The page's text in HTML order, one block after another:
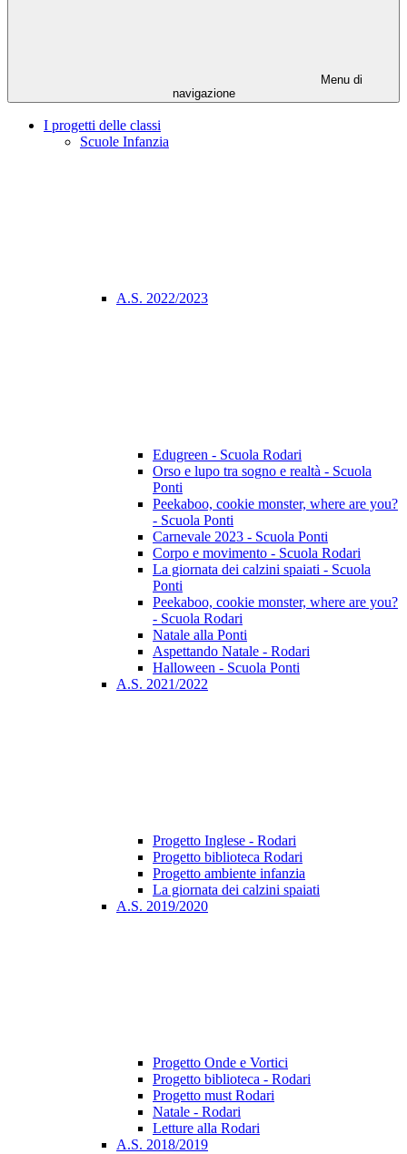
Menu di
navigazione
I progetti delle classi
Scuole Infanzia
A.S. 2022/2023
Edugreen - Scuola Rodari
Orso e lupo tra sogno e realtà - Scuola
Ponti
Peekaboo, cookie monster, where are you?
- Scuola Ponti
Carnevale 2023 - Scuola Ponti
Corpo e movimento - Scuola Rodari
La giornata dei calzini spaiati - Scuola
Ponti
Peekaboo, cookie monster, where are you?
- Scuola Rodari
Natale alla Ponti
Aspettando Natale - Rodari
Halloween - Scuola Ponti
A.S. 2021/2022
Progetto Inglese - Rodari
Progetto biblioteca Rodari
Progetto ambiente infanzia
La giornata dei calzini spaiati
A.S. 2019/2020
Progetto Onde e Vortici
Progetto biblioteca - Rodari
Progetto must Rodari
Natale - Rodari
Letture alla Rodari
A.S. 2018/2019